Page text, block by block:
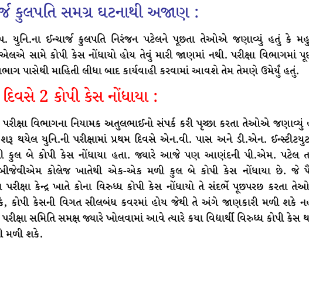
કુલપતિ સમગ્ર ઘટનાથી અજાણ :
ઈન્ચાર્જ કુલપતિ નિરંજન પટેલને પૂછતા તેઓએ જણાવ્યું હતું કે
સામે કોપી કેસ નોંધાયો હોય તેવું મારી જાણમાં નથી. પરીક્ષા વિભાગમાં
પાસેથી માહિતી લીધા બાદ કાર્યવાહી કરવામાં આવશે તેમ તેમણે ઉમેર્યું હતું.
2 કોપી કેસ નોંધાયા :
વિભાગના નિયામક અતુલભાઈનો સંપર્ક કરી પૃચ્છા કરતા તેઓએ જણાવ્યું
થયેલ યુનિ.ની પરીક્ષામાં પ્રથમ દિવસે એન.વી. પાસ અને ડી.એન.
બે કોપી કેસ નોંધાયા હતા. જ્યારે આજે પણ આણંદની પી.એમ. પટેલ
બીજેવીએમ કોલેજ ખાતેથી એક-એક મળી કુલ બે કોપી કેસ નોંધાયા છે. જે
કેન્દ્ર ખાતે કોના વિરુધ્ધ કોપી કેસ નોંધાયો તે સંદર્ભે પૂછપરછ કરતા
કોપી કેસની વિગત સીલબંધ કવરમાં હોય જેથી તે અંગે જાણકારી મળી શકે
સમિતિ સમક્ષ જ્યારે ખોલવામાં આવે ત્યારે કયા વિદ્યાર્થી વિરુધ્ધ કોપી કેસ
મળી શકે.